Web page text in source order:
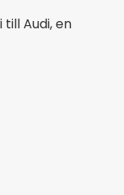
Audi, en